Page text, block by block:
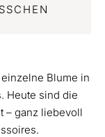
Blume in
Heute sind die
– ganz liebevoll